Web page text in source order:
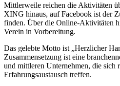
Mittlerweile reichen die Aktivitäten
XING hinaus, auf Facebook ist der
finden. Über die Online-Aktivitäten
Verein in Vorbereitung.
Das gelebte Motto ist „Herzlicher
Zusammensetzung ist eine
und mittleren Unternehmen, die sich
Erfahrungsaustausch treffen.